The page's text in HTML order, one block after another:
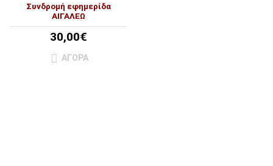
Συνδρομή εφημερίδα
ΑΙΓΑΛΕΩ
30,00€
ΑΓΟΡΑ